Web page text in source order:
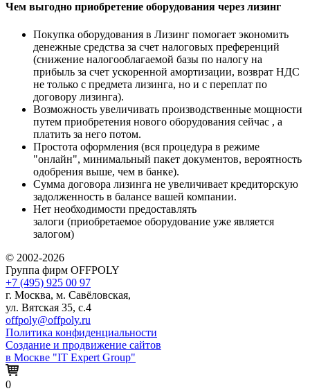
Чем выгодно приобретение оборудования через лизинг
Покупка оборудования в Лизинг помогает экономить
денежные средства за счет налоговых преференций
(снижение налогооблагаемой базы по налогу на
прибыль за счет ускоренной амортизации, возврат НДС
не только с предмета лизинга, но и с переплат по
договору лизинга).
Возможность увеличивать производственные мощности
путем приобретения нового оборудования сейчас , а
платить за него потом.
Простота оформления (вся процедура в режиме
"онлайн", минимальный пакет документов, вероятность
одобрения выше, чем в банке).
Сумма договора лизинга не увеличивает кредиторскую
задолженность в балансе вашей компании.
Нет необходимости предоставлять
залоги (приобретаемое оборудование уже является
залогом)
© 2002-2026
Группа фирм OFFPOLY
+7 (495) 925 00 97
г. Москва, м. Савёловская,
ул. Вятская 35, с.4
offpoly@offpoly.ru
Политика конфиденциальности
Создание и продвижение сайтов
в Москве "IT Expert Group"
0